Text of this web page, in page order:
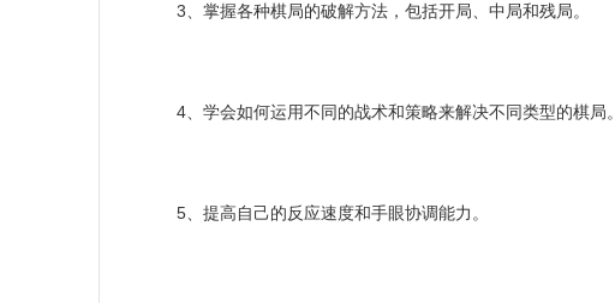
3、掌握各种棋局的破解方法，包括开局、中局和残局。
4、学会如何运用不同的战术和策略来解决不同类型的棋局。
5、提高自己的反应速度和手眼协调能力。